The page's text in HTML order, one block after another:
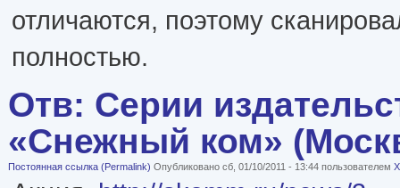
отличаются, поэтому
полностью.
Отв: Серии
«Снежный ком»
Постоянная ссылка (Permalink) Опубликовано сб, 01/10/2011 - 13:44 пользователем